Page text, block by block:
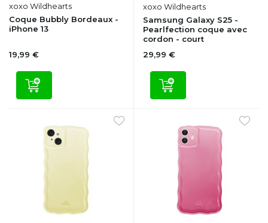
xoxo Wildhearts
Coque Bubbly Bordeaux -
iPhone 13
19,99 €
xoxo Wildhearts
Samsung Galaxy S25 -
Pearlfection coque avec
cordon - court
29,99 €